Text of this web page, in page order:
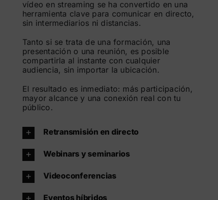
vídeo en streaming se ha convertido en una
herramienta clave para comunicar en directo,
sin intermediarios ni distancias.
Tanto si se trata de una formación, una
presentación o una reunión, es posible
compartirla al instante con cualquier
audiencia, sin importar la ubicación.
El resultado es inmediato: más participación,
mayor alcance y una conexión real con tu
público.
Retransmisión en directo
Webinars y seminarios
Videoconferencias
Eventos híbridos